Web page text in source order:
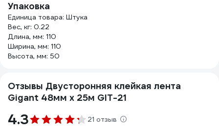
Упаковка
Единица товара: Штука
Вес, кг: 0.22
Длина, мм: 110
Ширина, мм: 110
Высота, мм: 50
Отзывы Двусторонняя клейкая лента
Gigant 48мм х 25м GIT-21
4.3 21 отзыв